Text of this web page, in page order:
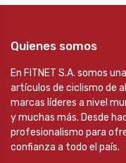
Quienes somos
En FITNET S.A. somos
artículos de ciclismo de
marcas líderes a nivel
y muchas más. Desde
profesionalismo para
confianza a todo el país.